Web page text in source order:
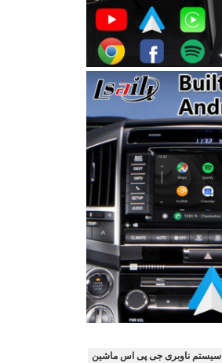
سیستم ناوبری جی پی اس ماشین